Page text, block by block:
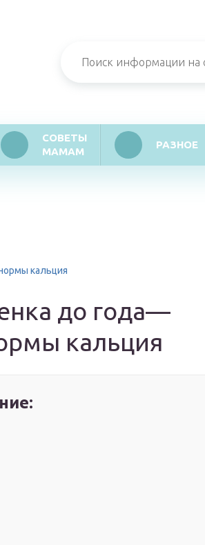
СОВЕТЫ
МАМАМ
РАЗНОЕ
кальция
до года—
кальция